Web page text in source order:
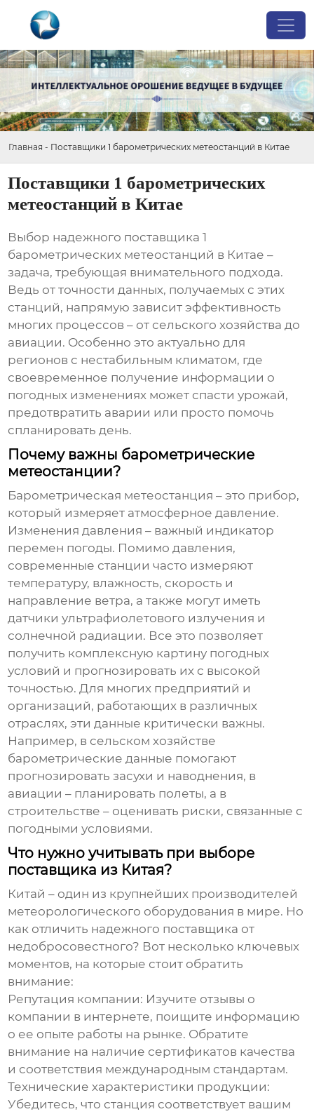
Главная - Поставщики 1 барометрических метеостанций в Китае
Поставщики 1 барометрических
метеостанций в Китае
Выбор надежного поставщика1
барометрических метеостанций в Китае –
задача, требующая внимательного подхода.
Ведь от точности данных, получаемых с этих
станций, напрямую зависит эффективность
многих процессов – от сельского хозяйства до
авиации. Особенно это актуально для
регионов с нестабильным климатом, где
своевременное получение информации о
погодных изменениях может спасти урожай,
предотвратить аварии или просто помочь
спланировать день.
Почему важны барометрические
метеостанции?
Барометрическая метеостанция – это прибор,
который измеряет атмосферное давление.
Изменения давления – важный индикатор
перемен погоды. Помимо давления,
современные станции часто измеряют
температуру, влажность, скорость и
направление ветра, а также могут иметь
датчики ультрафиолетового излучения и
солнечной радиации. Все это позволяет
получить комплексную картину погодных
условий и прогнозировать их с высокой
точностью. Для многих предприятий и
организаций, работающих в различных
отраслях, эти данные критически важны.
Например, в сельском хозяйстве
барометрические данные помогают
прогнозировать засухи и наводнения, в
авиации – планировать полеты, а в
строительстве – оценивать риски, связанные с
погодными условиями.
Что нужно учитывать при выборе
поставщика из Китая?
Китай – один из крупнейших производителей
метеорологического оборудования в мире. Но
как отличить надежного поставщика от
недобросовестного? Вот несколько ключевых
моментов, на которые стоит обратить
внимание:
Репутация компании: Изучите отзывы о
компании в интернете, поищите информацию
о ее опыте работы на рынке. Обратите
внимание на наличие сертификатов качества
и соответствия международным стандартам.
Технические характеристики продукции:
Убедитесь, что станция соответствует вашим